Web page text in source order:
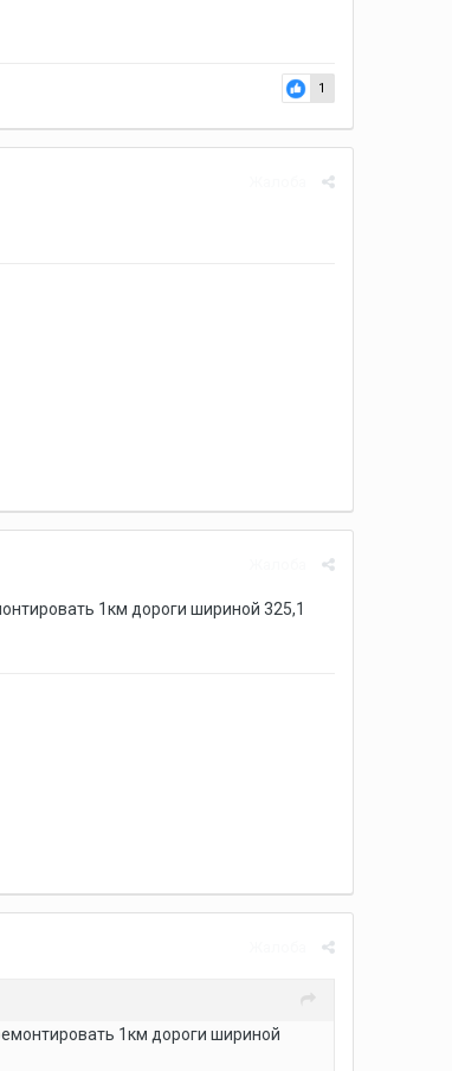
1
1км дороги шириной 325,1
1км дороги шириной